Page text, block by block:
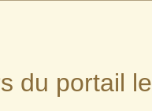
du portail